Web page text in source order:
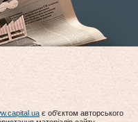
є об'єктом авторського